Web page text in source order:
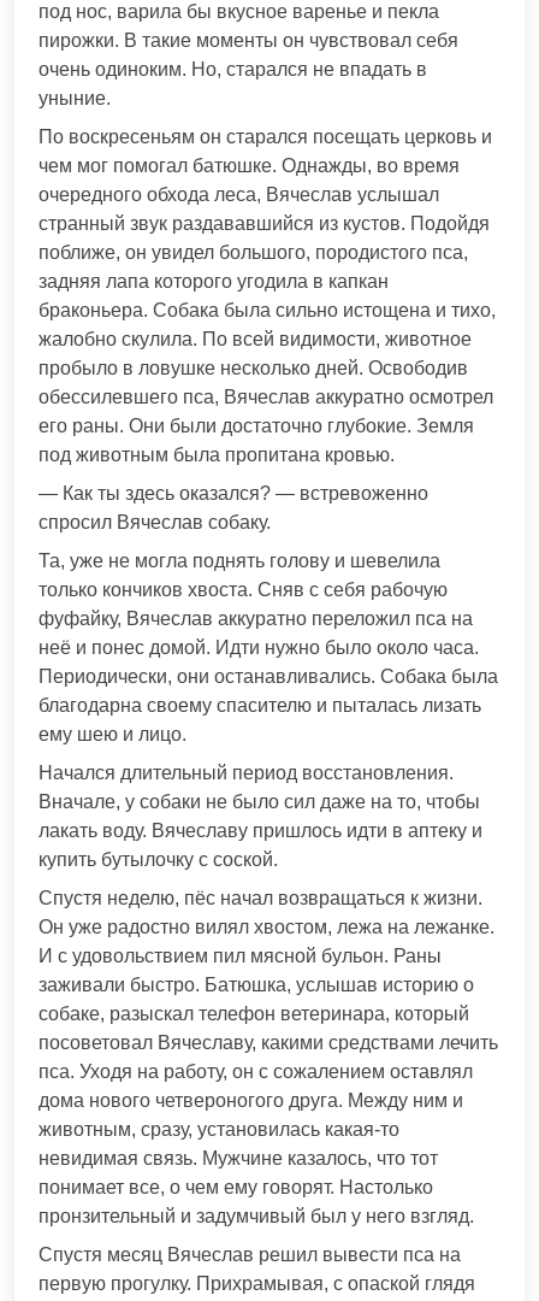
под нос, варила бы вкусное варенье и пекла
пирожки. В такие моменты он чувствовал себя
очень одиноким. Но, старался не впадать в
уныние.
По воскресеньям он старался посещать церковь и
чем мог помогал батюшке. Однажды, во время
очередного обхода леса, Вячеслав услышал
странный звук раздававшийся из кустов. Подойдя
поближе, он увидел большого, породистого пса,
задняя лапа которого угодила в капкан
браконьера. Собака была сильно истощена и тихо,
жалобно скулила. По всей видимости, животное
пробыло в ловушке несколько дней. Освободив
обессилевшего пса, Вячеслав аккуратно осмотрел
его раны. Они были достаточно глубокие. Земля
под животным была пропитана кровью.
— Как ты здесь оказался? — встревоженно
спросил Вячеслав собаку.
Та, уже не могла поднять голову и шевелила
только кончиков хвоста. Сняв с себя рабочую
фуфайку, Вячеслав аккуратно переложил пса на
неё и понес домой. Идти нужно было около часа.
Периодически, они останавливались. Собака была
благодарна своему спасителю и пыталась лизать
ему шею и лицо.
Начался длительный период восстановления.
Вначале, у собаки не было сил даже на то, чтобы
лакать воду. Вячеславу пришлось идти в аптеку и
купить бутылочку с соской.
Спустя неделю, пёс начал возвращаться к жизни.
Он уже радостно вилял хвостом, лежа на лежанке.
И с удовольствием пил мясной бульон. Раны
заживали быстро. Батюшка, услышав историю о
собаке, разыскал телефон ветеринара, который
посоветовал Вячеславу, какими средствами лечить
пса. Уходя на работу, он с сожалением оставлял
дома нового четвероногого друга. Между ним и
животным, сразу, установилась какая-то
невидимая связь. Мужчине казалось, что тот
понимает все, о чем ему говорят. Настолько
пронзительный и задумчивый был у него взгляд.
Спустя месяц Вячеслав решил вывести пса на
первую прогулку. Прихрамывая, с опаской глядя